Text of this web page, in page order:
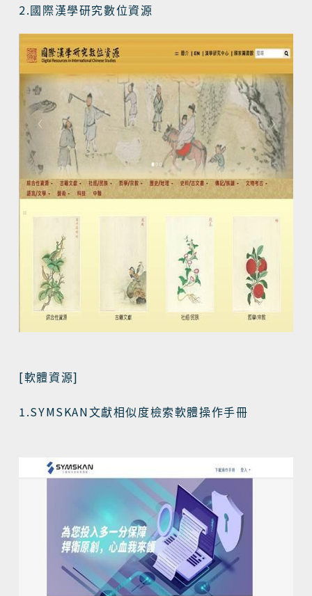
2. 國際漢學研究數位資源
[軟體資源]
1.SYMSKAN文獻相似度檢索軟體操作手冊